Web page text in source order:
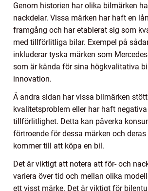
Genom historien har olika bilmärken
nackdelar. Vissa märken har haft en
framgång och har etablerat sig som
med tillförlitliga bilar. Exempel på
inkluderar tyska märken som
som är kända för sina högkvalitativa
innovation.
Å andra sidan har vissa bilmärken
kvalitetsproblem eller har haft
tillförlitlighet. Detta kan påverka
förtroende för dessa märken och
kommer till att köpa en bil.
Det är viktigt att notera att för- och
variera över tid och mellan olika
ett visst märke. Det är viktigt för